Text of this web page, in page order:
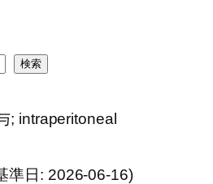
検索
; intraperitoneal
準日: 2026-06-16)